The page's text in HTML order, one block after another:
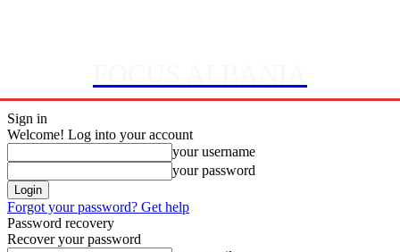
Sign in
Welcome! Log into your account
your username
your password
Forgot your password? Get help
Password recovery
Recover your password